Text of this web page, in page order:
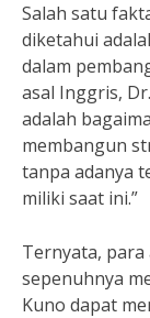
Salah satu
diketahui
dalam
asal Inggris,
adalah
membangun
tanpa adanya
miliki saat ini.”
Ternyata,
sepenuhnya
Kuno dapat